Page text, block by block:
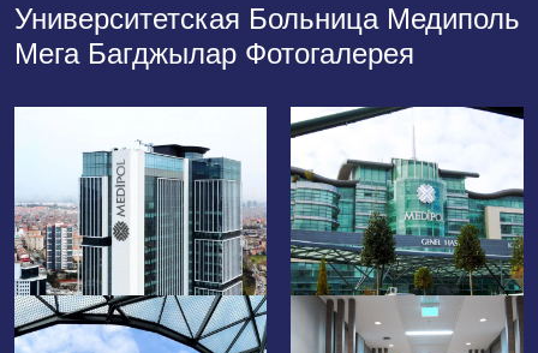
Университетская Больница Медиполь
Мега Багджылар Фотогалерея